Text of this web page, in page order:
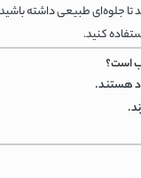
تا جلوه‌ای طبیعی داشته
کنید.
هستند.